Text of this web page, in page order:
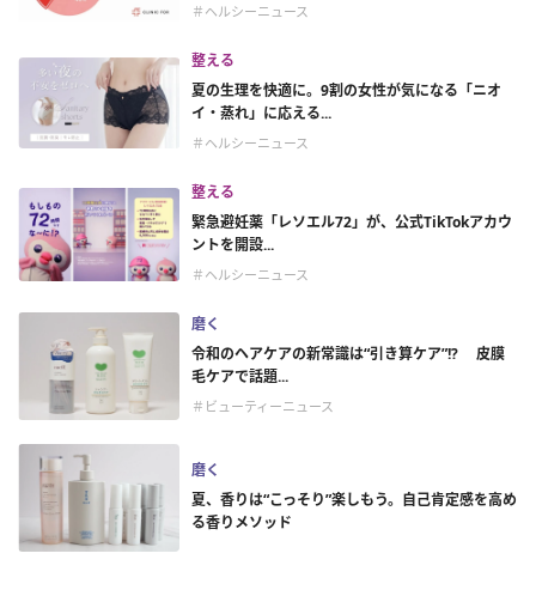
＃ヘルシーニュース
整える
夏の生理を快適に。9割の女性が気になる「ニオ
イ・蒸れ」に応える...
＃ヘルシーニュース
整える
緊急避妊薬「レソエル72」が、公式TikTokアカウ
ントを開設...
＃ヘルシーニュース
磨く
令和のヘアケアの新常識は“引き算ケア”!? 皮膜
毛ケアで話題...
＃ビューティーニュース
磨く
夏、香りは“こっそり”楽しもう。自己肯定感を高め
る香りメソッド